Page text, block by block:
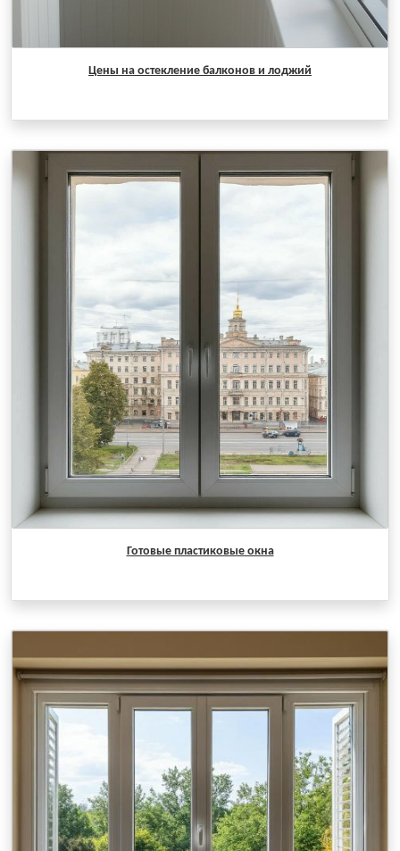
Цены на остекление балконов и лоджий
Готовые пластиковые окна